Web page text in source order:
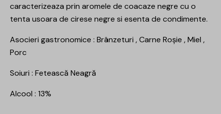
caracterizeaza prin aromele de coacaze negre cu o
tenta usoara de cirese negre si esenta de condimente.
Asocieri gastronomice : Brânzeturi , Carne Roșie , Miel ,
Porc
Soiuri : Fetească Neagră
Alcool : 13%